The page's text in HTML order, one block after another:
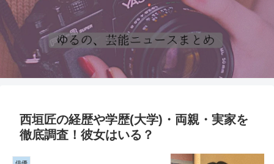
西垣匠の経歴や学歴(大学)・両親・実家を
徹底調査！彼女はいる？